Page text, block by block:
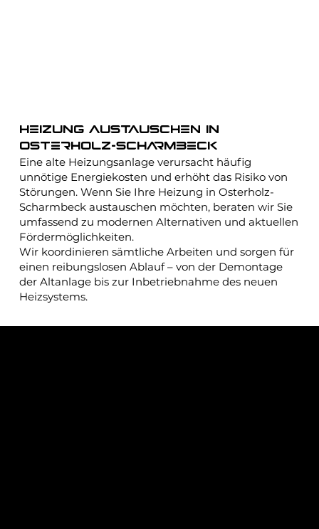
Heizung austauschen in
Osterholz-Scharmbeck
Eine alte Heizungsanlage verursacht häufig
unnötige Energiekosten und erhöht das Risiko von
Störungen. Wenn Sie Ihre Heizung in Osterholz-
Scharmbeck austauschen möchten, beraten wir Sie
umfassend zu modernen Alternativen und aktuellen
Fördermöglichkeiten.
Wir koordinieren sämtliche Arbeiten und sorgen für
einen reibungslosen Ablauf – von der Demontage
der Altanlage bis zur Inbetriebnahme des neuen
Heizsystems.